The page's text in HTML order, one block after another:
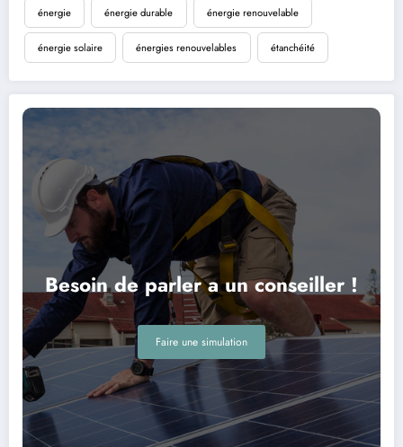
énergie énergie durable énergie renouvelable
énergie solaire énergies renouvelables étanchéité
Besoin de parler a un conseiller !
Faire une simulation